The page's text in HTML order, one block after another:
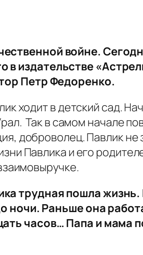
войне.
издательстве
Петр Федоренко.
ходит в детский сад.
Так в самом начале
доброволец. Павлик не
Павлика и его
трудная пошла
ночи. Раньше она
часов… Папа и мама